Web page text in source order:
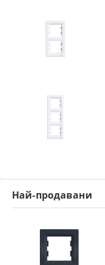
Най-продавани